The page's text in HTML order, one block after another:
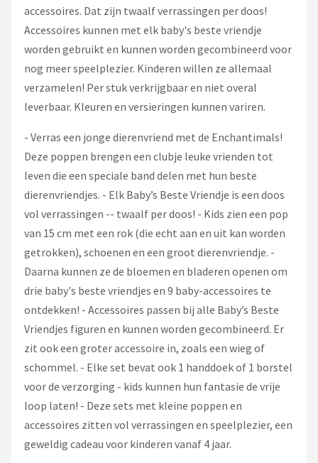
accessoires. Dat zijn twaalf verrassingen per doos!
Accessoires kunnen met elk baby's beste vriendje
worden gebruikt en kunnen worden gecombineerd voor
nog meer speelplezier. Kinderen willen ze allemaal
verzamelen! Per stuk verkrijgbaar en niet overal
leverbaar. Kleuren en versieringen kunnen variren.
- Verras een jonge dierenvriend met de Enchantimals!
Deze poppen brengen een clubje leuke vrienden tot
leven die een speciale band delen met hun beste
dierenvriendjes. - Elk Baby’s Beste Vriendje is een doos
vol verrassingen -- twaalf per doos! - Kids zien een pop
van 15 cm met een rok (die echt aan en uit kan worden
getrokken), schoenen en een groot dierenvriendje. -
Daarna kunnen ze de bloemen en bladeren openen om
drie baby's beste vriendjes en 9 baby-accessoires te
ontdekken! - Accessoires passen bij alle Baby’s Beste
Vriendjes figuren en kunnen worden gecombineerd. Er
zit ook een groter accessoire in, zoals een wieg of
schommel. - Elke set bevat ook 1 handdoek of 1 borstel
voor de verzorging - kids kunnen hun fantasie de vrije
loop laten! - Deze sets met kleine poppen en
accessoires zitten vol verrassingen en speelplezier, een
geweldig cadeau voor kinderen vanaf 4 jaar.